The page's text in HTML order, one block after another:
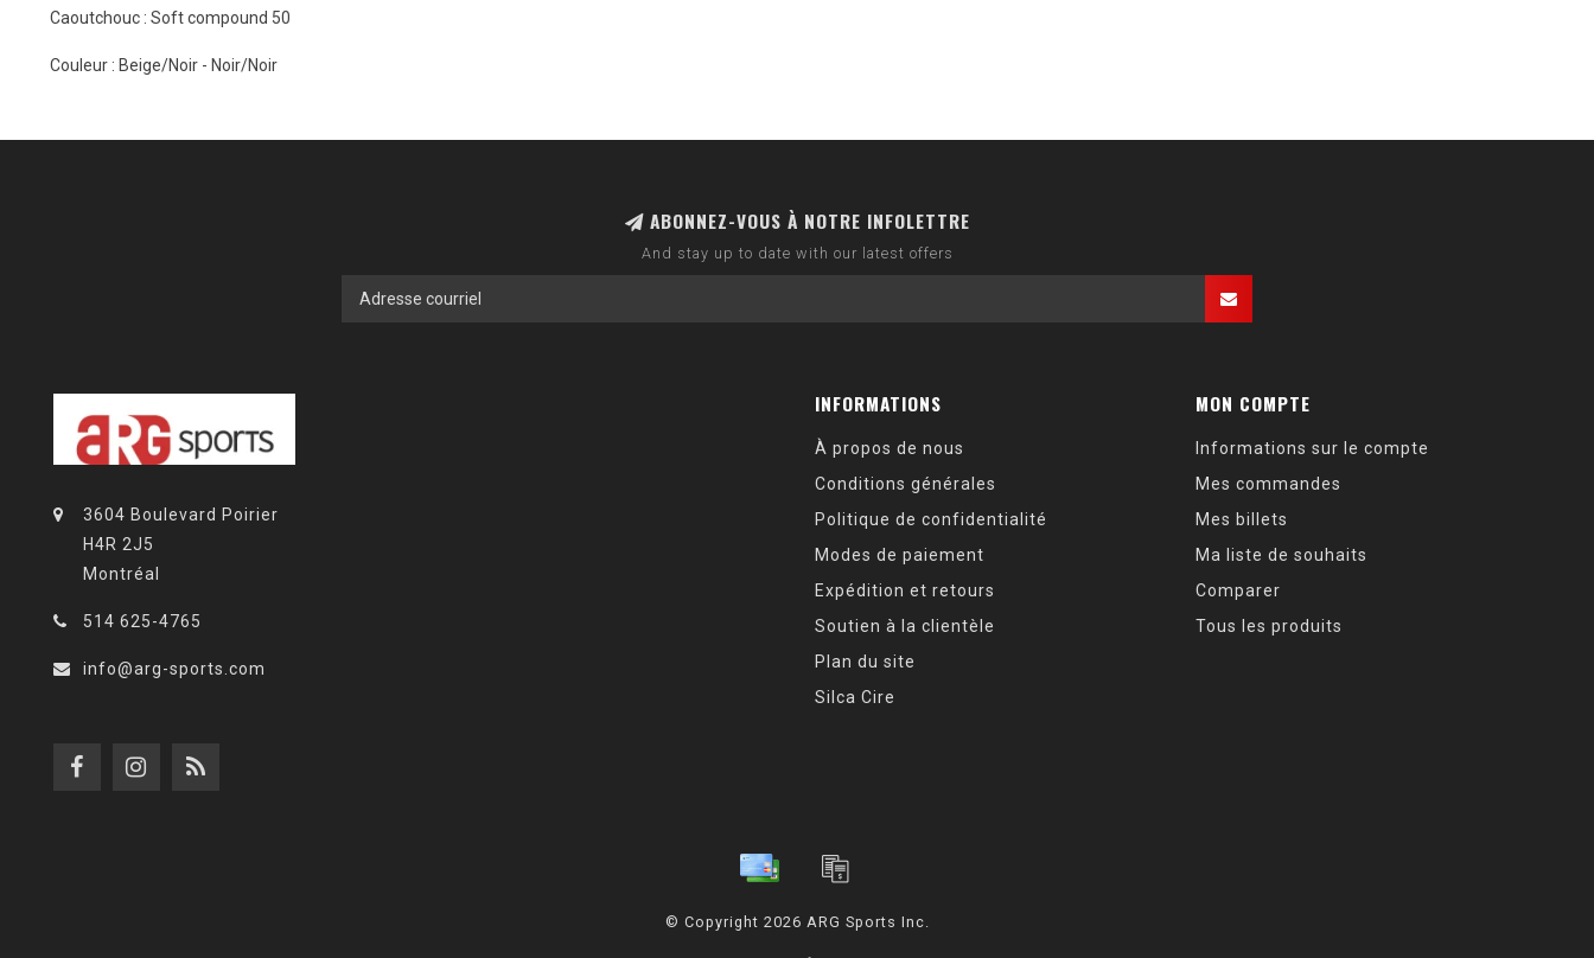
Caoutchouc : Soft compound 50
Couleur : Beige/Noir - Noir/Noir
ABONNEZ-VOUS À NOTRE INFOLETTRE
And stay up to date with our latest offers
3604 Boulevard Poirier
H4R 2J5
Montréal
514 625-4765
info@arg-sports.com
INFORMATIONS
À propos de nous
Conditions générales
Politique de confidentialité
Modes de paiement
Expédition et retours
Soutien à la clientèle
Plan du site
Silca Cire
MON COMPTE
Informations sur le compte
Mes commandes
Mes billets
Ma liste de souhaits
Comparer
Tous les produits
© Copyright 2026 ARG Sports Inc.